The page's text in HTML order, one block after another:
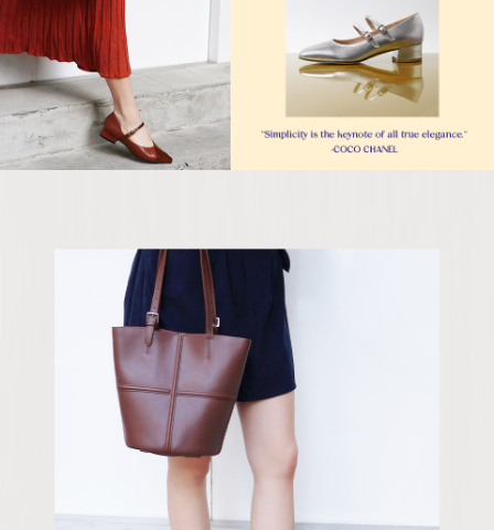
３．未成年的使用者請事先徵得法定代理人或監護人之同意方可使用
「AFTEE先享後付」，若未經同意申辦者引起之損失，本公司不負相關責
任。
４．使用「AFTEE先享後付」時，將依據個別帳號之用戶狀況，依本公司即
時審查核予不同之上限額度；若仍有額度不足之情形，本公司將視審查結果
請求用戶進行身份認證。
５．嚴禁一人註冊多個帳號或使用他人資訊註冊。若發現惡意使用之情形，
恩沛科技股份有限公司將有權停止該用戶之使用額度並採取法律行動。